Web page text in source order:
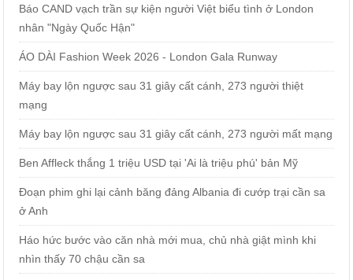
Báo CAND vạch trần sự kiện người Việt biểu tình ở London
nhân "Ngày Quốc Hận"
ÁO DÀI Fashion Week 2026 - London Gala Runway
Máy bay lộn ngược sau 31 giây cất cánh, 273 người thiệt
mạng
Máy bay lộn ngược sau 31 giây cất cánh, 273 người mất mạng
Ben Affleck thắng 1 triệu USD tại 'Ai là triệu phú' bản Mỹ
Đoạn phim ghi lại cảnh băng đảng Albania đi cướp trại cần sa
ở Anh
Háo hức bước vào căn nhà mới mua, chủ nhà giật mình khi
nhìn thấy 70 chậu cần sa